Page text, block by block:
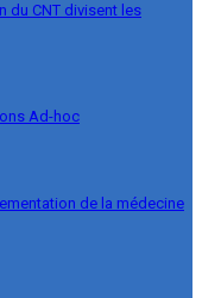
du CNT divisent les
Ad-hoc
de la médecine